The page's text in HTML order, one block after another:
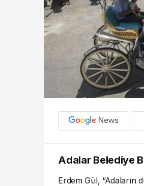
Adalar Belediye
Erdem Gül,